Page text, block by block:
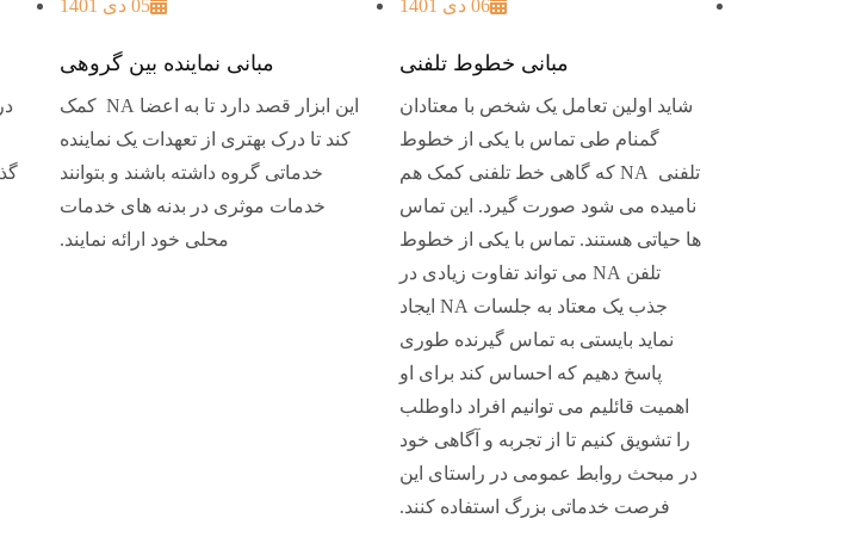
06 دی 1401
مبانی خطوط تلفنی
شاید اولین تعامل یک شخص با معتادان
گمنام طی تماس با یکی از خطوط
تلفنی NA که گاهی خط تلفنی کمک هم
نامیده می شود صورت گیرد. این تماس
ها حیاتی هستند. تماس با یکی از خطوط
تلفن NA می تواند تفاوت زیادی در
جذب یک معتاد به جلسات NA ایجاد
نماید بایستی به تماس گیرنده طوری
پاسخ دهیم که احساس کند برای او
اهمیت قائلیم می توانیم افراد داوطلب
را تشویق کنیم تا از تجربه و آگاهی خود
در مبحث روابط عمومی در راستای این
فرصت خدماتی بزرگ استفاده کنند.
05 دی 1401
مبانی نماینده بین گروهی
این ابزار قصد دارد تا به اعضا NA کمک
کند تا درک بهتری از تعهدات یک نماینده
خدماتی گروه داشته باشند و بتوانند
خدمات موثری در بدنه های خدمات
محلی خود ارائه نمایند.